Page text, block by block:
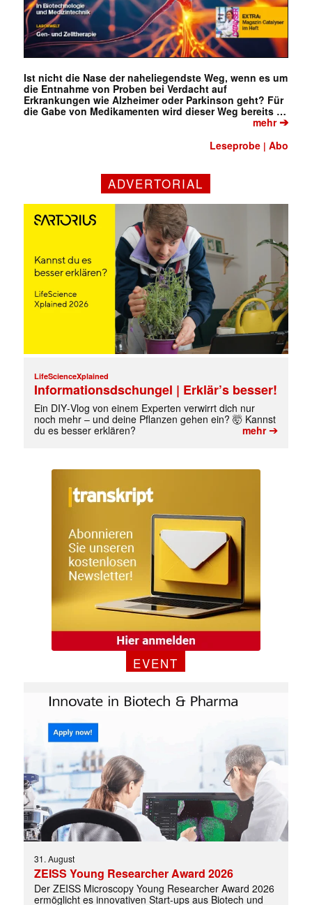
Ist nicht die Nase der naheliegendste Weg, wenn es um
die Entnahme von Proben bei Verdacht auf
Erkrankungen wie Alzheimer oder Parkinson geht? Für
die Gabe von Medikamenten wird dieser Weg bereits …
mehr➔
Leseprobe |Abo
ADVERTORIAL
LifeScienceXplained
Informationsdschungel | Erklär’s besser!
Ein DIY‑Vlog von einem Experten verwirrt dich nur
noch mehr – und deine Pflanzen gehen ein? 🤯 Kannst
du es besser erklären?
mehr➔
EVENT
31. August
ZEISS Young Researcher Award 2026
Der ZEISS Microscopy Young Researcher Award 2026
ermöglicht es innovativen Start-ups aus Biotech und